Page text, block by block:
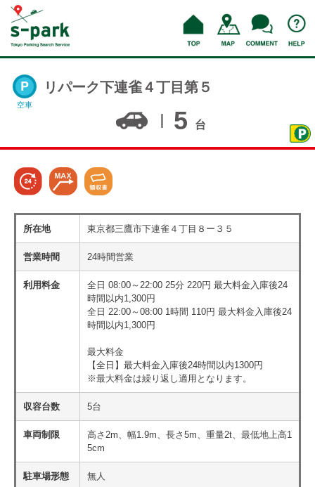
空車
リパーク下連雀４丁目第５
5 台
所在地 東京都三鷹市下連雀４丁目８ー３５
営業時間 24時間営業
利用料金
全日 08:00～22:00 25分 220円 最大料金入庫後24
時間以内1,300円
全日 22:00～08:00 1時間 110円 最大料金入庫後24
時間以内1,300円
最大料金
【全日】最大料金入庫後24時間以内1300円
※最大料金は繰り返し適用となります。
収容台数 5台
車両制限
高さ2m、幅1.9m、長さ5m、重量2t、最低地上高1
5cm
駐車場形態 無人